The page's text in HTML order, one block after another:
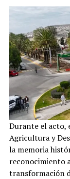
Durante el acto,
Agricultura y
la memoria
reconocimiento
transformación